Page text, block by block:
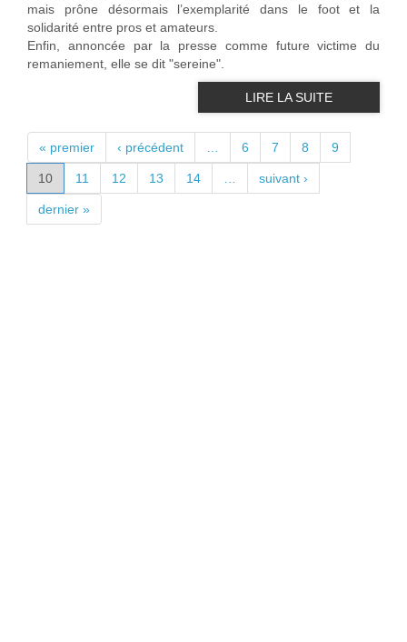
mais prône désormais l’exemplarité dans le foot et la
solidarité entre pros et amateurs.
Enfin, annoncée par la presse comme future victime du
remaniement, elle se dit "sereine".
LIRE LA SUITE
PAGES
« premier ‹ précédent 6 7 8 9
10 11 12 13 14 suivant ›
dernier »